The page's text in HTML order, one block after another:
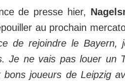
de presse hier,
au prochain
de rejoindre le
Je ne vais pas louer un
joueurs de Leipzig